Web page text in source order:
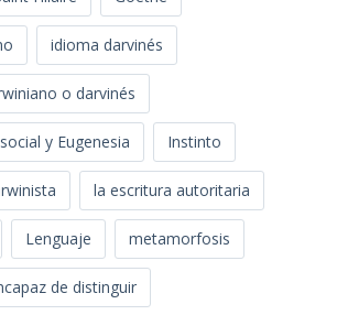
idioma darvinés
o darvinés
y Eugenesia Instinto
la escritura autoritaria
Lenguaje metamorfosis
de distinguir